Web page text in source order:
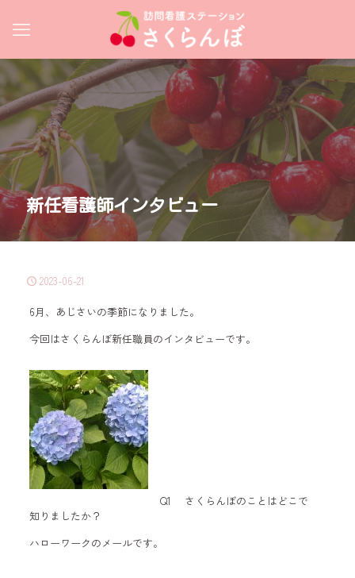
新任看護師インタビュー
2023-06-21
6月、あじさいの季節になりました。
今回はさくらんぼ新任職員のインタビューです。
Q1 さくらんぼのことはどこで
知りましたか？
ハローワークのメールです。